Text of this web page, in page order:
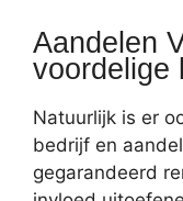
Aandelen
voordelige
Natuurlijk is er
bedrijf en
gegarandeerd